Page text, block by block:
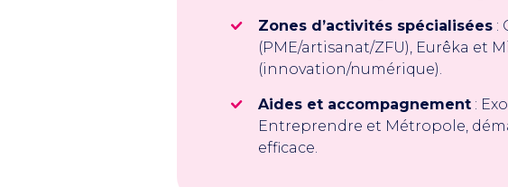
Zones d’activités spécialisées :
(PME/artisanat/ZFU), Eurêka et
(innovation/numérique).
Aides et accompagnement :
Entreprendre et Métropole,
efficace.